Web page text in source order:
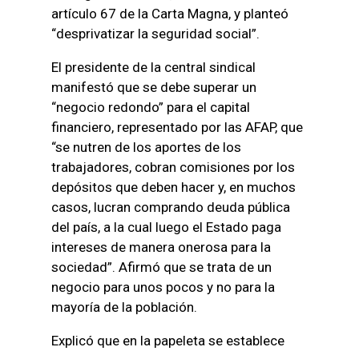
artículo 67 de la Carta Magna, y planteó
“desprivatizar la seguridad social”.
El presidente de la central sindical
manifestó que se debe superar un
“negocio redondo” para el capital
financiero, representado por las AFAP, que
“se nutren de los aportes de los
trabajadores, cobran comisiones por los
depósitos que deben hacer y, en muchos
casos, lucran comprando deuda pública
del país, a la cual luego el Estado paga
intereses de manera onerosa para la
sociedad”. Afirmó que se trata de un
negocio para unos pocos y no para la
mayoría de la población.
Explicó que en la papeleta se establece